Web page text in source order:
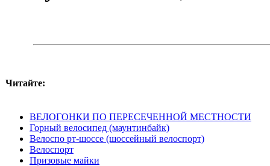
Читайте:
ВЕЛОГОНКИ ПО ПЕРЕСЕЧЕННОЙ МЕСТНОСТИ
Горный велосипед (маунтинбайк)
Велоспо рт-шоссе (шоссейный велоспорт)
Велоспорт
Призовые майки